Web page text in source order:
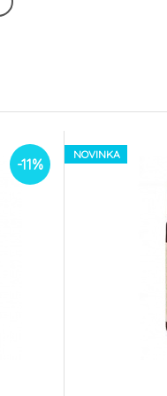
by
-11%
NOVINKA